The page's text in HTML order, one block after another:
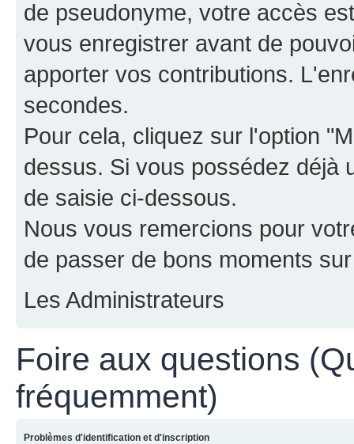
de pseudonyme, votre accès
vous enregistrer avant de
apporter vos contributions.
secondes.
Pour cela, cliquez sur l'option
dessus. Si vous possédez déjà
de saisie ci-dessous.
Nous vous remercions pour
de passer de bons moments
Les Administrateurs
Foire aux questions
fréquemment)
Problèmes d'identification et d'inscription